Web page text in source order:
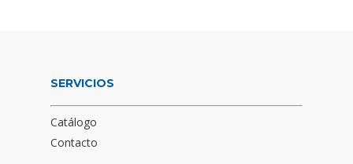
SERVICIOS
Catálogo
Contacto